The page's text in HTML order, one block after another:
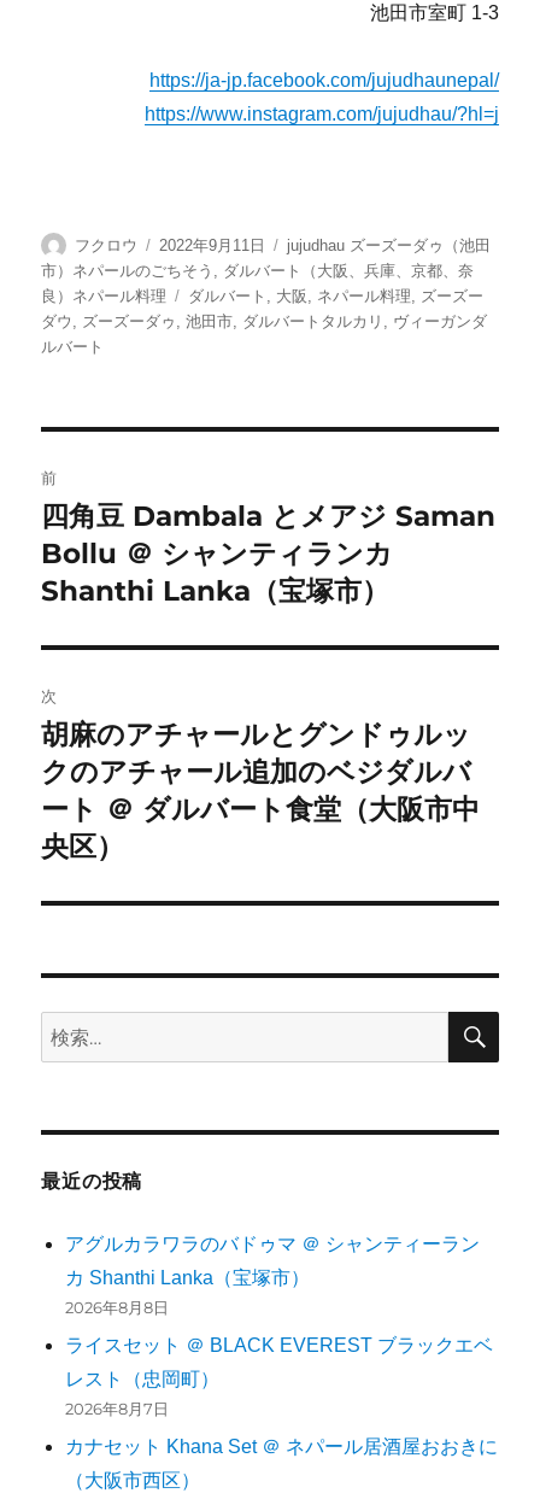
池田市室町 1-3
https://ja-jp.facebook.com/jujudhaunepal/
https://www.instagram.com/jujudhau/?hl=j
投
稿
者
フクロウ
投
稿
日:
2022年9月11日
カ
テ
ゴ
リ
jujudhau ズーズーダゥ（池田
市）ネパールのごちそう , ダルバート（大阪、兵庫、京都、奈
良）ネパール料理
タ
グ
ダルバート , 大阪 , ネパール料理, ズーズー
ダウ , ズーズーダゥ ,池田市, ダルバートタルカリ , ヴィーガンダ
ルバート
稿
ナ
ビ
ゲ
ー
シ
ョ
ン
前
前
の
投
四角豆 Dambala とメアジ Saman
Bollu ＠ シャンティランカ
Shanthi Lanka（宝塚市）
次
次
の
稿:
胡麻のアチャールとグンドゥルッ
クのアチャール追加のベジダルバ
ート ＠ ダルバート食堂（大阪市中
央区）
検
索:
検
最近の投稿
アグルカラワラのバドゥマ ＠ シャンティーラン
カ Shanthi Lanka（宝塚市）
2026年8月8日
ライスセット ＠ BLACK EVEREST ブラックエベ
レスト（忠岡町）
2026年8月7日
カナセット Khana Set ＠ ネパール居酒屋おおきに
（大阪市西区）